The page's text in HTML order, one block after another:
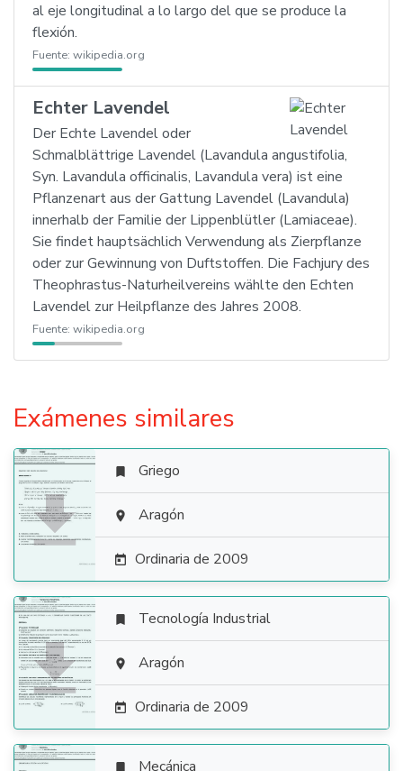
al eje longitudinal a lo largo del que se produce la
flexión.
Fuente: wikipedia.org
Echter Lavendel
Der Echte Lavendel oder
Schmalblättrige Lavendel (Lavandula angustifolia,
Syn. Lavandula officinalis, Lavandula vera) ist eine
Pflanzenart aus der Gattung Lavendel (Lavandula)
innerhalb der Familie der Lippenblütler (Lamiaceae).
Sie findet hauptsächlich Verwendung als Zierpflanze
oder zur Gewinnung von Duftstoffen. Die Fachjury des
Theophrastus-Naturheilvereins wählte den Echten
Lavendel zur Heilpflanze des Jahres 2008.
Fuente: wikipedia.org
Exámenes similares

 Griego
 Aragón
 Ordinaria de 2009

 Tecnología Industrial
 Aragón
 Ordinaria de 2009
 Mecánica